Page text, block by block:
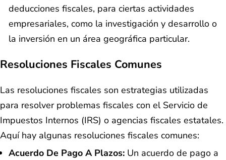
deducciones fiscales, para ciertas actividades
empresariales, como la investigación y desarrollo o
la inversión en un área geográfica particular.
Resoluciones Fiscales Comunes
Las resoluciones fiscales son estrategias utilizadas
para resolver problemas fiscales con el Servicio de
Impuestos Internos (IRS) o agencias fiscales estatales.
Aquí hay algunas resoluciones fiscales comunes:
Acuerdo De Pago A Plazos: Un acuerdo de pago a